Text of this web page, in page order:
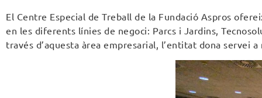
El Centre Especial de Treball de la Fundació Aspros
en les diferents línies de negoci: Parcs i Jardins,
través d’aquesta àrea empresarial, l’entitat dona servei